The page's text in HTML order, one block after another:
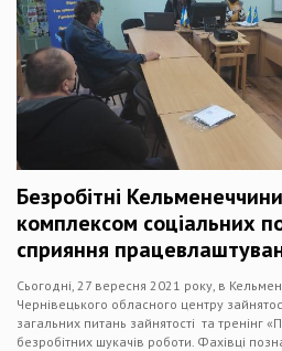
Безробітні
комплексом соціальних
сприяння
Сьогодні, 27 вересня 2021 року, в
Чернівецького обласного центру
загальних питань зайнятості та тренінг
безробітних шукачів роботи. Фахівці